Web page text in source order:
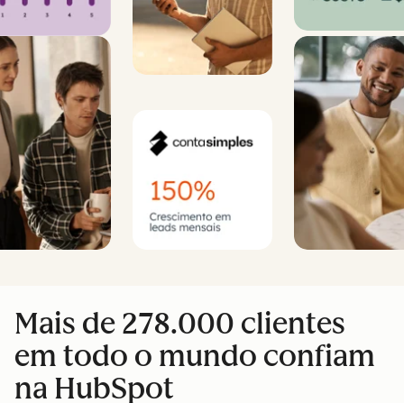
Mais de 278.000 clientes
em todo o mundo confiam
na HubSpot